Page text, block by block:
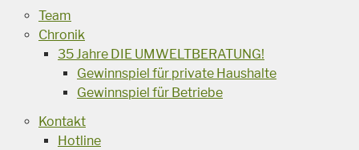
Team
Chronik
35 Jahre DIE UMWELTBERATUNG!
Gewinnspiel für private Haushalte
Gewinnspiel für Betriebe
Kontakt
Hotline